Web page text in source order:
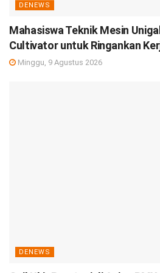
DENEWS
Mahasiswa Teknik Mesin
Cultivator untuk Ringankan
Minggu, 9 Agustus 2026
DENEWS